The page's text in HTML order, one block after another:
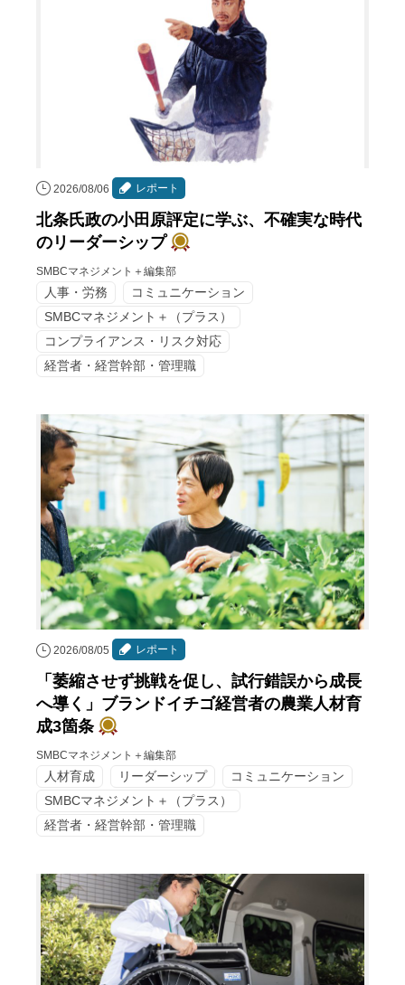
2026/08/06 レポート
北条氏政の小田原評定に学ぶ、不確実な時代
のリーダーシップ
SMBCマネジメント＋編集部
人事・労務
コミュニケーション
SMBCマネジメント＋（プラス）
コンプライアンス・リスク対応
経営者・経営幹部・管理職
2026/08/05 レポート
「萎縮させず挑戦を促し、試行錯誤から成長
へ導く」ブランドイチゴ経営者の農業人材育
成3箇条
SMBCマネジメント＋編集部
人材育成 リーダーシップ
コミュニケーション
SMBCマネジメント＋（プラス）
経営者・経営幹部・管理職